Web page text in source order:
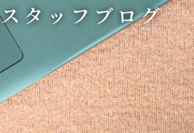
スタッフブログ